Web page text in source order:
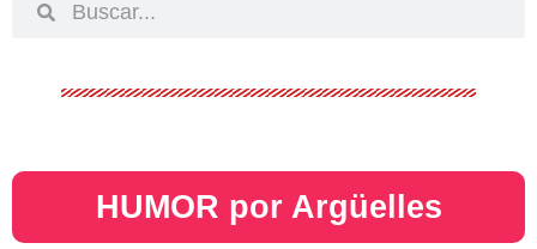
HUMOR por Argüelles​